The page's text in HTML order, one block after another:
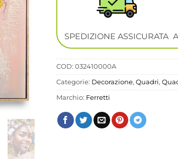
SPEDIZIONE ASSICURATA
COD: 032410000A
Categorie: Decorazione, Quadri,
Marchio: Ferretti